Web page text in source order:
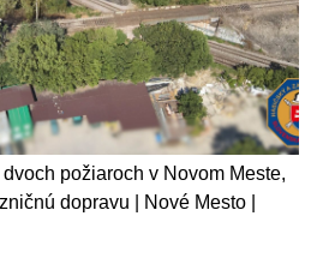
požiaroch v Novom Meste,
dopravu | Nové Mesto |